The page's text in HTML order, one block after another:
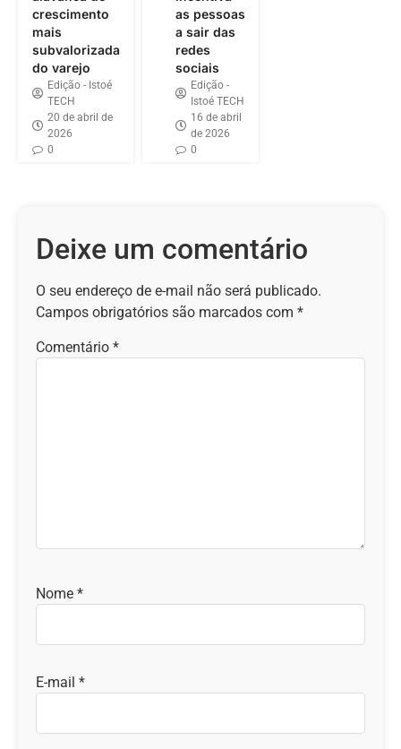
crescimento
mais
subvalorizada
do varejo
Edição - Istoé
TECH
20 de abril de
2026
0
as pessoas
a sair das
redes
sociais
Edição -
Istoé TECH
16 de abril
de 2026
0
Deixe um comentário
O seu endereço de e-mail não será publicado.
Campos obrigatórios são marcados com *
Comentário *
Nome *
E-mail *